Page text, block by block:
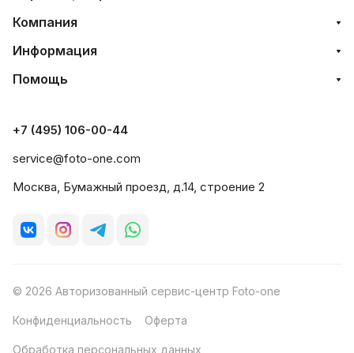
Компания
Информация
Помощь
+7 (495) 106-00-44
service@foto-one.com
Москва, Бумажный проезд, д.14, строение 2
© 2026 Авторизованный сервис-центр Foto-one
Конфиденциальность Оферта
Обработка персональных данных